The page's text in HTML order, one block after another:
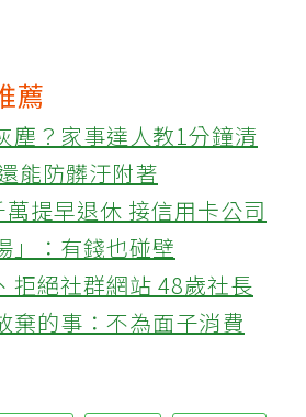
薦
塵？家事達人教1分鐘清
能防髒汙附著
提早退休 接信用卡公司
」：有錢也碰壁
拒絕社群網站 48歲社長
棄的事：不為面子消費